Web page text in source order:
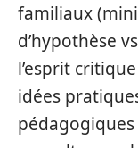
familiaux
d’hypothèse
l’esprit
idées